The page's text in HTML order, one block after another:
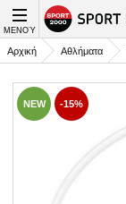
ΜΕΝΟΎ
Αρχική Αθλήματα
NEW -15%